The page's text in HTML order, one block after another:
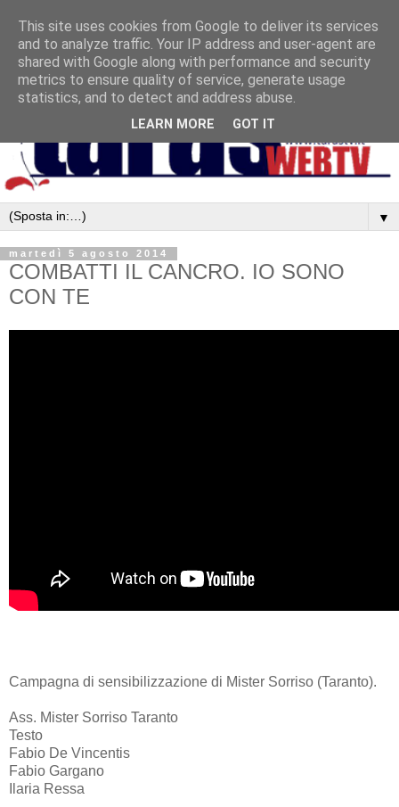
▼
martedì 5 agosto 2014
COMBATTI IL CANCRO. IO SONO
CON TE
Campagna di sensibilizzazione di Mister Sorriso (Taranto).
Ass. Mister Sorriso Taranto
Testo
Fabio De Vincentis
Fabio Gargano
Ilaria Ressa
This site uses cookies from Google to deliver its services
and to analyze traffic. Your IP address and user-agent are
shared with Google along with performance and security
metrics to ensure quality of service, generate usage
statistics, and to detect and address abuse.
LEARN MORE GOT IT